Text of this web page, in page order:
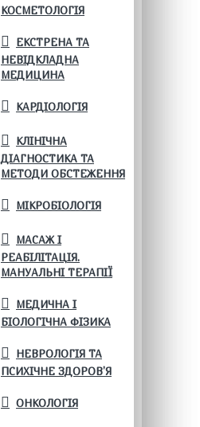
КОСМЕТОЛОГІЯ
ЕКСТРЕНА ТА
НЕВІДКЛАДНА
МЕДИЦИНА
КАРДІОЛОГІЯ
КЛІНІЧНА
ДІАГНОСТИКА ТА
МЕТОДИ ОБСТЕЖЕННЯ
МІКРОБІОЛОГІЯ
МАСАЖ І
РЕАБІЛІТАЦІЯ.
МАНУАЛЬНІ ТЕРАПІЇ
МЕДИЧНА І
БІОЛОГІЧНА ФІЗИКА
НЕВРОЛОГІЯ ТА
ПСИХІЧНЕ ЗДОРОВ’Я
ОНКОЛОГІЯ